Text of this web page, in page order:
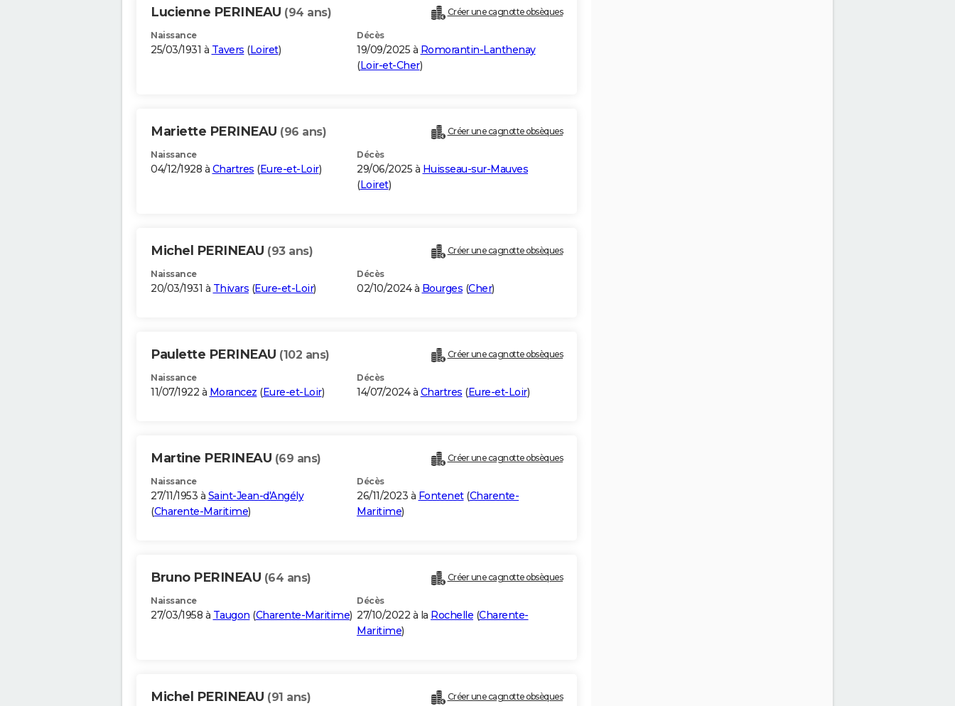
Lucienne PERINEAU (94 ans) Créer une cagnotte obsèques
Naissance
25/03/1931 à Tavers (Loiret)
Décès
19/09/2025 à Romorantin-Lanthenay
(Loir-et-Cher)
Mariette PERINEAU (96 ans) Créer une cagnotte obsèques
Naissance
04/12/1928 à Chartres (Eure-et-Loir)
Décès
29/06/2025 à Huisseau-sur-Mauves
(Loiret)
Michel PERINEAU (93 ans) Créer une cagnotte obsèques
Naissance
20/03/1931 à Thivars (Eure-et-Loir)
Décès
02/10/2024 à Bourges (Cher)
Paulette PERINEAU (102 ans) Créer une cagnotte obsèques
Naissance
11/07/1922 à Morancez (Eure-et-Loir)
Décès
14/07/2024 à Chartres (Eure-et-Loir)
Martine PERINEAU (69 ans) Créer une cagnotte obsèques
Naissance
27/11/1953 à Saint-Jean-d'Angély
(Charente-Maritime)
Décès
26/11/2023 à Fontenet(Charente-
Maritime)
Bruno PERINEAU (64 ans) Créer une cagnotte obsèques
Naissance
27/03/1958 à Taugon (Charente-Maritime)
Décès
27/10/2022 à la Rochelle (Charente-
Maritime)
Michel PERINEAU (91 ans) Créer une cagnotte obsèques